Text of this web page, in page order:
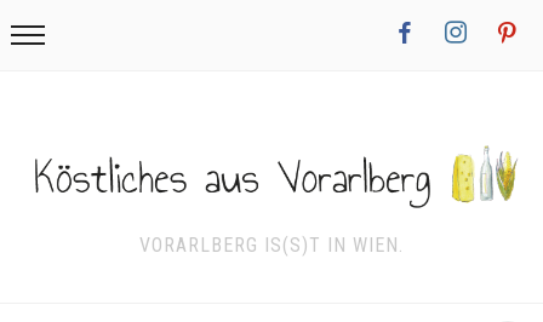
facebook instagrampinterest
VORARLBERG IS(S)T IN WIEN.